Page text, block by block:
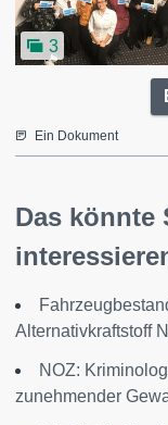
3
Ein Dokument
Das könnte
Alternativkraftstoff
NOZ:
zunehmender